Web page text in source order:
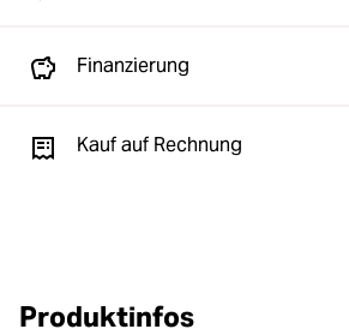
Finanzierung
Kauf auf Rechnung
Produktinfos